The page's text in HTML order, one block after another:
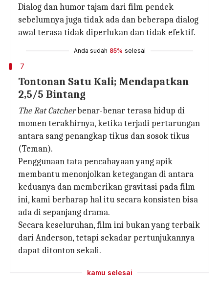
Dialog dan humor tajam dari film pendek
sebelumnya juga tidak ada dan beberapa dialog
awal terasa tidak diperlukan dan tidak efektif.
Anda sudah 85% selesai
7
Tontonan Satu Kali; Mendapatkan
2,5/5 Bintang
The Rat Catcherbenar-benar terasa hidup di
momen terakhirnya, ketika terjadi pertarungan
antara sang penangkap tikus dan sosok tikus
(Teman).
Penggunaan tata pencahayaan yang apik
membantu menonjolkan ketegangan di antara
keduanya dan memberikan gravitasi pada film
ini, kami berharap hal itu secara konsisten bisa
ada di sepanjang drama.
Secara keseluruhan, film ini bukan yang terbaik
dari Anderson, tetapi sekadar pertunjukannya
dapat ditonton sekali.
kamu selesai